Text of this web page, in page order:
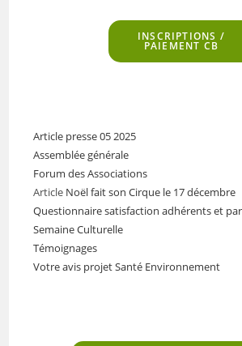
INSCRIPTIONS /
PAIEMENT CB
Article presse 05 2025
Assemblée générale
Forum des Associations
Article Noël fait son Cirque le 17 décembre
Questionnaire satisfaction adhérents et
Semaine Culturelle
Témoignages
Votre avis projet Santé Environnement